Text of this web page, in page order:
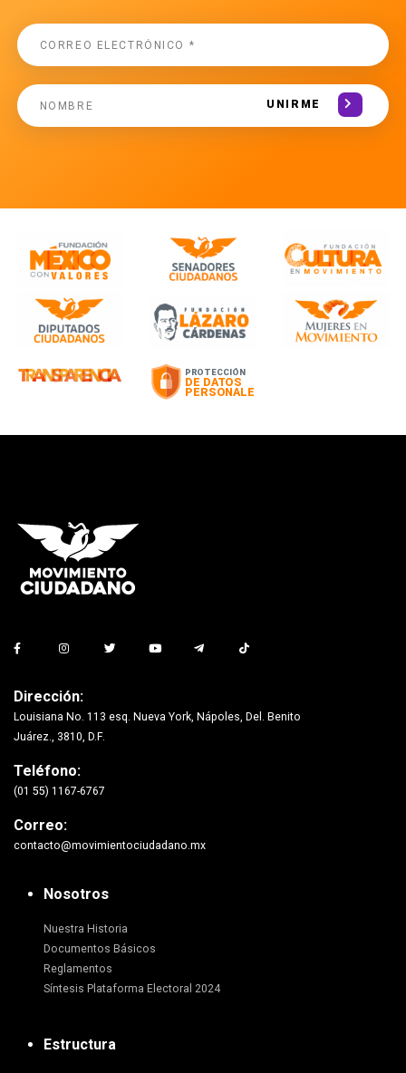
UNIRME
Dirección:
Louisiana No. 113 esq. Nueva York, Nápoles, Del. Benito
Juárez., 3810, D.F.
Teléfono:
(01 55) 1167-6767
Correo:
contacto@movimientociudadano.mx
Nosotros
Nuestra Historia
Documentos Básicos
Reglamentos
Síntesis Plataforma Electoral 2024
Estructura